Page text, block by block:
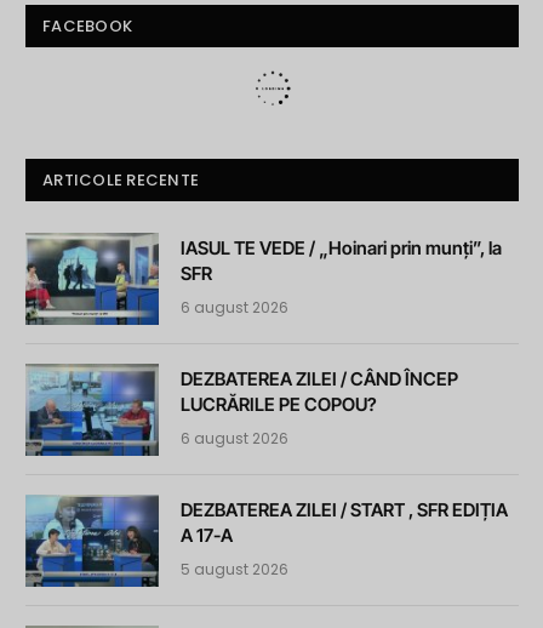
FACEBOOK
ARTICOLE RECENTE
IASUL TE VEDE / „Hoinari prin munți”, la
SFR
6 august 2026
DEZBATEREA ZILEI / CÂND ÎNCEP
LUCRĂRILE PE COPOU?
6 august 2026
DEZBATEREA ZILEI / START , SFR EDIȚIA
A 17-A
5 august 2026